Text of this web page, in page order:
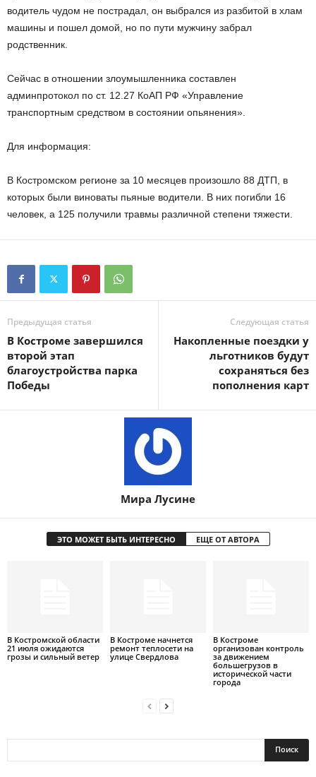
водитель чудом не пострадал, он выбрался из разбитой в хлам
машины и пошел домой, но по пути мужчину забрал
родственник.
Сейчас в отношении злоумышленника составлен
админпротокол по ст. 12.27 КоАП РФ «Управление
транспортным средством в состоянии опьянения».
Для информация:
В Костромском регионе за 10 месяцев произошло 88 ДТП, в
которых были виноваты пьяные водители. В них погибли 16
человек, а 125 получили травмы различной степени тяжести.
Предыдущая статья
В Костроме завершился
второй этап
благоустройства парка
Победы
Следующая статья
Накопленные поездки у
льготников будут
сохраняться без
пополнения карт
Мира Лусине
ЭТО МОЖЕТ БЫТЬ ИНТЕРЕСНО ЕЩЕ ОТ АВТОРА
В Костромской области
21 июля ожидаются
грозы и сильный ветер
В Костроме начнется
ремонт теплосети на
улице Свердлова
В Костроме
организован контроль
за движением
большегрузов в
исторической части
города